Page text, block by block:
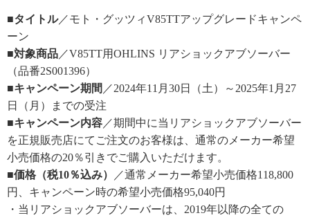
■タイトル／モト・グッツィV85TTアップグレードキャンペ
ーン
■対象商品 ／V85TT用OHLINS リアショックアブソーバー
（品番2S001396）
■キャンペーン期間 ／2024年11月30日（土）～2025年1月27
日（月）までの受注
■キャンペーン内容 ／期間中に当リアショックアブソーバー
を正規販売店にてご注文のお客様は、通常のメーカー希望
小売価格の20％引きでご購入いただけます。
■価格（税10％込み）
／通常メーカー希望小売価格118,800
円、キャンペーン時の希望小売価格95,040円
・当リアショックアブソーバーは、2019年以降の全ての